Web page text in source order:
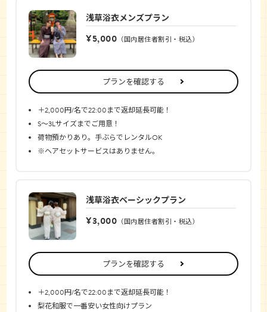
浅草浴衣メンズプラン
¥5,000 （国内居住者割引・税込）
プランを確認する
＋2,000円/名で22:00まで返却延長可能！
S〜3Lサイズまでご用意！
荷物預かりあり。手ぶらでレンタルOK
※ヘアセットサービスはありません。
浅草浴衣ベーシックプラン
¥3,000 （国内居住者割引・税込）
プランを確認する
＋2,000円/名で22:00まで返却延長可能！
梨花和服で一番安い女性向けプラン